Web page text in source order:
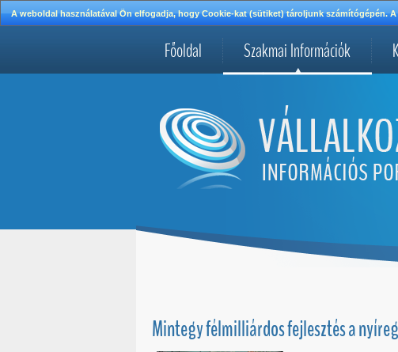
A weboldal használatával Ön elfogadja, hogy Cookie-kat (sütiket) tároljunk számítógépén.
Főoldal Szakmai Információk
Mintegy félmilliárdos fejlesztés a